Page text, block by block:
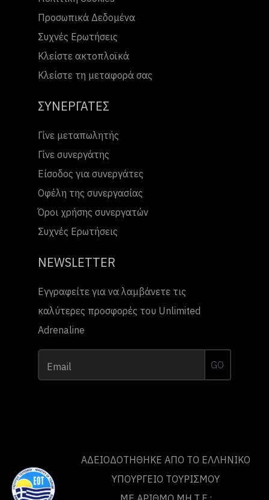
Προσωπικά Δεδομένα
Συχνές Ερωτήσεις
Κλείστε ακτοπλοϊκά
Κλείστε τη μεταφορά σας
ΣΥΝΕΡΓΑΤΕΣ
Γίνε μεταπωλητής
Γίνε συνεργάτης
Είσοδος για συνεργάτες
Οφέλη της συνεργασίας
Όροι χρήσης συνεργατών
Συχνές Ερωτήσεις
NEWSLETTER
Εγγραφείτε για να λαμβάνετε τις
καλύτερες προσφορές του Unlimited
Adrenaline
Email GO
ΑΔΕΙΟΔΟΤΗΘΗΚΕ ΑΠΟ ΤO ΕΛΛΗΝΙΚΟ
ΥΠΟΥΡΓΕΙΟ ΤΟΥΡΙΣΜΟΥ